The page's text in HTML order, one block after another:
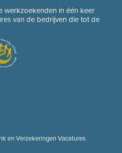
werkzoekenden in één keer
van de bedrijven die tot de
en Verzekeringen Vacatures